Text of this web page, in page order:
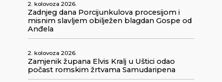
2. kolovoza 2026.
Zadnjeg dana Porcijunkulova procesijom i
misnim slavljem obilježen blagdan Gospe od
Anđela
2. kolovoza 2026.
Zamjenik župana Elvis Kralj u Uštici odao
počast romskim žrtvama Samudaripena